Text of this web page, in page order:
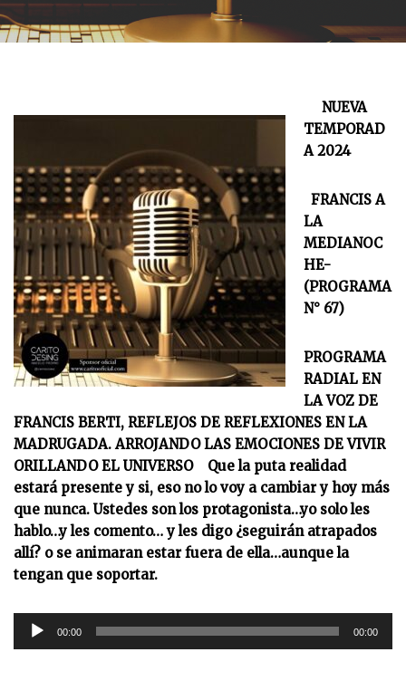
NUEVA
TEMPORAD
A 2024
FRANCIS A
LA
MEDIANOC
HE-
(PROGRAMA
N° 67)
PROGRAMA
RADIAL EN
LA VOZ DE
FRANCIS BERTI, REFLEJOS DE REFLEXIONES EN LA
MADRUGADA. ARROJANDO LAS EMOCIONES DE VIVIR
ORILLANDO EL UNIVERSO Que la puta realidad
estará presente y si, eso no lo voy a cambiar y hoy más
que nunca. Ustedes son los protagonista…yo solo les
hablo…y les comento… y les digo ¿seguirán atrapados
allí? o se animaran estar fuera de ella…aunque la
tengan que soportar.
00:00 00:00